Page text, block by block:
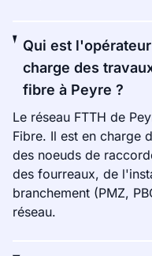
Qui est
charge des
fibre à Peyre ?
Le réseau FTTH de
Fibre. Il est en charge
des noeuds de
des fourreaux, de
branchement (PMZ,
réseau.